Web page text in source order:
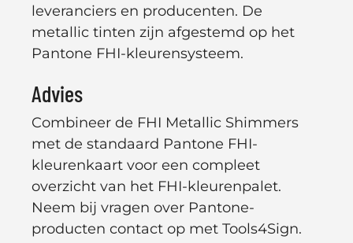
leveranciers en producenten. De
metallic tinten zijn afgestemd op het
Pantone FHI-kleurensysteem.
Advies
Combineer de FHI Metallic Shimmers
met de standaard Pantone FHI-
kleurenkaart voor een compleet
overzicht van het FHI-kleurenpalet.
Neem bij vragen over Pantone-
producten contact op met Tools4Sign.
E-mailadres